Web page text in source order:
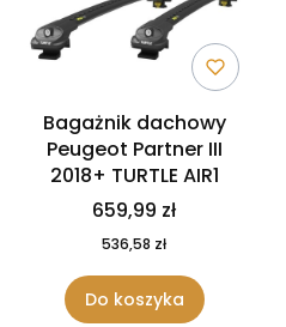
Bagażnik dachowy
Peugeot Partner III
2018+ TURTLE AIR1
659,99 zł
536,58 zł
Do koszyka